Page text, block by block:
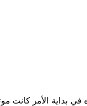
بداية الأمر كانت